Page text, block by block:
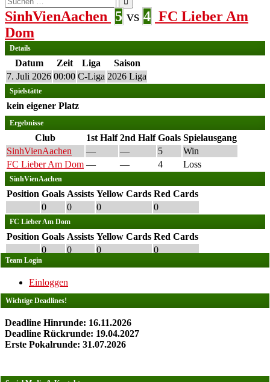
nach:
SinhVienAachen 5 vs 4 FC Lieber Am
Dom
Details
Datum Zeit Liga
Saison
7. Juli 2026 00:00 C-Liga 2026 Liga
Spielstätte
kein eigener Platz
Ergebnisse
Club 1st Half 2nd Half Goals Spielausgang
SinhVienAachen
— — 5
Win
FC Lieber Am Dom — — 4 Loss
SinhVienAachen
Position Goals Assists Yellow Cards Red Cards
0
0 0 0
FC Lieber Am Dom
Position Goals Assists Yellow Cards Red Cards
0
0 0 0
Team Login
Einloggen
Wichtige Deadlines!
Deadline Hinrunde: 16.11.2026
Deadline Rückrunde: 19.04.2027
Erste Pokalrunde: 31.07.2026